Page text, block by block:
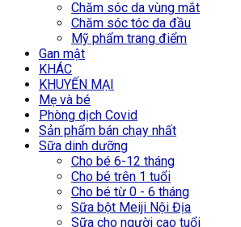
Chăm sóc da vùng mắt
Chăm sóc tóc da đầu
Mỹ phẩm trang điểm
Gan mật
KHÁC
KHUYẾN MẠI
Mẹ và bé
Phòng dịch Covid
Sản phẩm bán chạy nhất
Sữa dinh dưỡng
Cho bé 6-12 tháng
Cho bé trên 1 tuổi
Cho bé từ 0 - 6 tháng
Sữa bột Meiji Nội Địa
Sữa cho người cao tuổi